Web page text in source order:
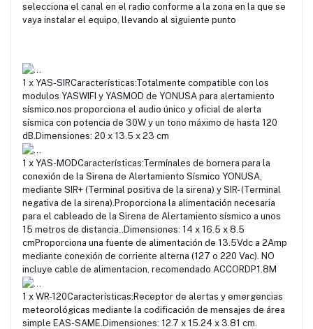
selecciona el canal en el radio conforme a la zona en la que se
vaya instalar el equipo, llevando al siguiente punto
1 x YAS-SIRCaracterísticas:Totalmente compatible con los
modulos YASWIFI y YASMOD de YONUSA para alertamiento
sísmico. nos proporciona el audio único y oficial de alerta
sísmica con potencia de 30W y un tono máximo de hasta 120
dB. Dimensiones: 20 x 13.5 x 23 cm
1 x YAS-MODCaracterísticas:Termínales de bornera para la
conexión de la Sirena de Alertamiento Sísmico YONUSA,
mediante SIR+ (Terminal positiva de la sirena) y SIR- (Terminal
negativa de la sirena). Proporciona la alimentación necesaria
para el cableado de la Sirena de Alertamiento sísmico a unos
15 metros de distancia..
Dimensiones: 14 x 16.5 x 8.5
cm Proporciona una fuente de alimentación de 13.5Vdc a 2Amp
mediante conexión de corriente alterna (127 o 220 Vac) NO
incluye cable de alimentacion, recomendado ACCORDP1.8M
1 x WR-120Características: Receptor de alertas y emergencias
meteorológicas mediante la codificación de mensajes de área
simple EAS-SAME. Dimensiones: 12.7 x 15.24 x 3.81 cm.